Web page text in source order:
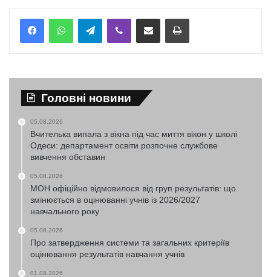
TelegramViber Надіслати електронною поштоюНадрукувати
Головні новини
05.08.2026
Вчителька випала з вікна під час миття вікон у школі
Одеси: департамент освіти розпочне службове
вивчення обставин
05.08.2026
МОН офіційно відмовилося від груп результатів: що
змінюється в оцінюванні учнів із 2026/2027
навчального року
05.08.2026
Про затвердження системи та загальних критеріїв
оцінювання результатів навчання учнів
01.08.2026